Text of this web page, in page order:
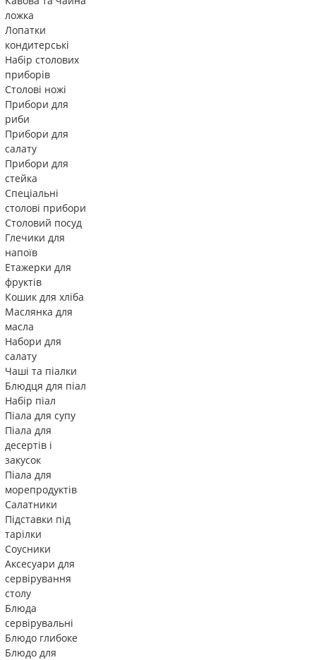
ложка
Лопатки
кондитерські
Набір столових
приборів
Столові ножі
Прибори для
риби
Прибори для
салату
Прибори для
стейка
Спеціальні
столові прибори
Столовий посуд
Глечики для
напоїв
Етажерки для
фруктів
Кошик для хліба
Маслянка для
масла
Набори для
салату
Чаші та піалки
Блюдця для піал
Набір піал
Піала для супу
Піала для
десертів і
закусок
Піала для
морепродуктів
Салатники
Підставки під
тарілки
Соусники
Аксесуари для
сервірування
столу
Блюда
сервірувальні
Блюдо глибоке
Блюдо для